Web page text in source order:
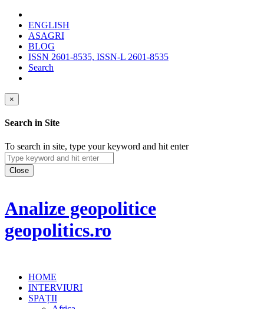
ENGLISH
ASAGRI
BLOG
ISSN 2601-8535, ISSN-L 2601-8535
Search
×
Search in Site
To search in site, type your keyword and hit enter
Close
Analize geopolitice
geopolitics.ro
HOME
INTERVIURI
SPAȚII